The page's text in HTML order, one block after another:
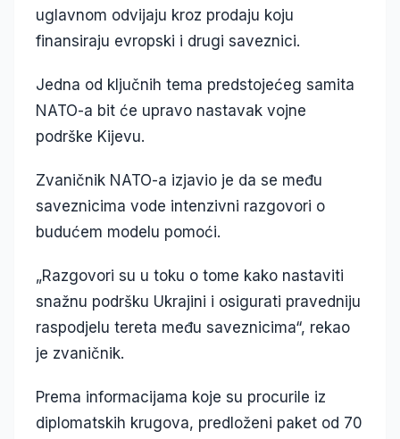
uglavnom odvijaju kroz prodaju koju
finansiraju evropski i drugi saveznici.
Jedna od ključnih tema predstojećeg samita
NATO-a bit će upravo nastavak vojne
podrške Kijevu.
Zvaničnik NATO-a izjavio je da se među
saveznicima vode intenzivni razgovori o
budućem modelu pomoći.
„Razgovori su u toku o tome kako nastaviti
snažnu podršku Ukrajini i osigurati pravedniju
raspodjelu tereta među saveznicima“, rekao
je zvaničnik.
Prema informacijama koje su procurile iz
diplomatskih krugova, predloženi paket od 70